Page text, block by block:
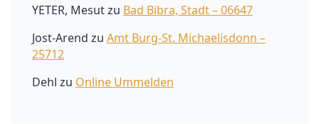
YETER, Mesutzu Bad Bibra, Stadt – 06647
Jost-Arend zu Amt Burg-St. Michaelisdonn –
25712
Dehl zu Online Ummelden